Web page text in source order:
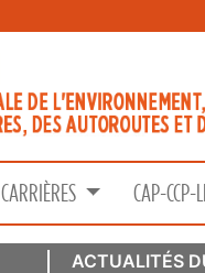
CARRIÈRES CAP-CCP-
ACTUALITÉS